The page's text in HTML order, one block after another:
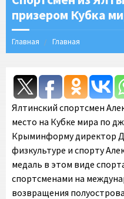
призером ​Кубка
Главная Главная
Ялтинский спортсмен
место на Кубке мира по
Крыминформу директор
физкультуре и спорту
медаль в этом виде
спортсменами на
возвращения